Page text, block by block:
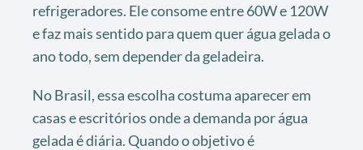
refrigeradores. Ele consome entre 60W e 120W
e faz mais sentido para quem quer água gelada o
ano todo, sem depender da geladeira.
No Brasil, essa escolha costuma aparecer em
casas e escritórios onde a demanda por água
gelada é diária. Quando o objetivo é